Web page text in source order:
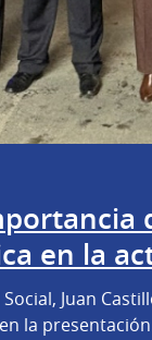
en la
Juan
la